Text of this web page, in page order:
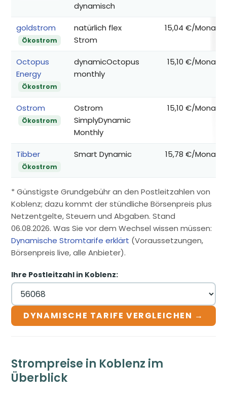
dynamisch
goldstrom
Ökostrom
natürlich flex
Strom
15,04 €/Monat
Octopus
Energy
Ökostrom
dynamicOctopus
monthly
15,10 €/Monat
Ostrom
Ökostrom
Ostrom
SimplyDynamic
Monthly
15,10 €/Monat
Tibber
Ökostrom
Smart Dynamic 15,78 €/Monat
* Günstigste Grundgebühr an den Postleitzahlen von
Koblenz; dazu kommt der stündliche Börsenpreis plus
Netzentgelte, Steuern und Abgaben. Stand
06.08.2026. Was Sie vor dem Wechsel wissen müssen:
Dynamische Stromtarife erklärt (Voraussetzungen,
Börsenpreis live, alle Anbieter).
Ihre Postleitzahl in Koblenz:
DYNAMISCHE TARIFE VERGLEICHEN →
Strompreise in Koblenz im
Überblick